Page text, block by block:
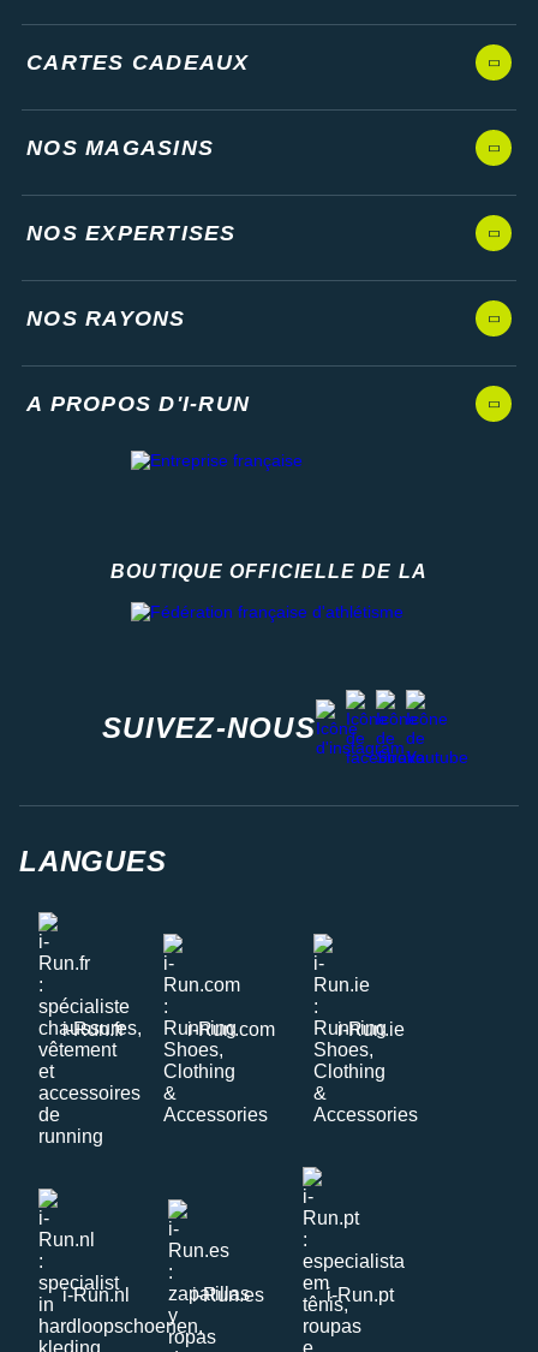
CARTES CADEAUX
NOS MAGASINS
NOS EXPERTISES
NOS RAYONS
A PROPOS D'I-RUN
BOUTIQUE OFFICIELLE DE LA
SUIVEZ-NOUS
instagram
facebook
stravayoutube
LANGUES
i-Run.fr i-Run.com i-Run.ie
i-Run.nl i-Run.es i-Run.pt